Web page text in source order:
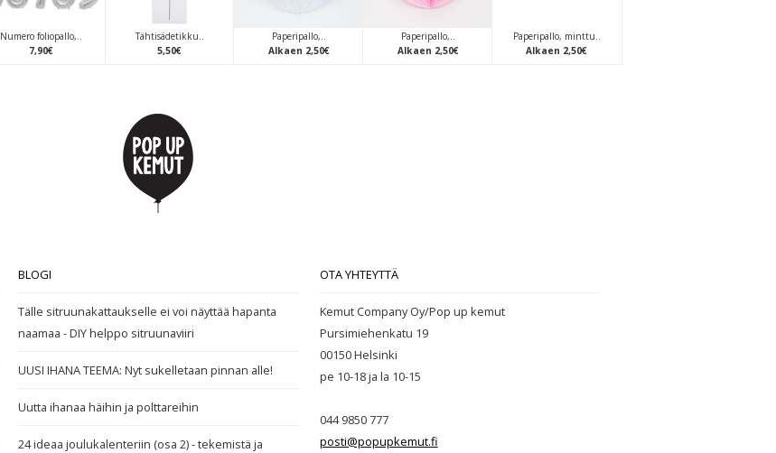
Numero foliopallo,..
7,90€
Tähtisädetikku..
5,50€
Paperipallo,..
Alkaen 2,50€
Paperipallo,..
Alkaen 2,50€
Paperipallo, minttu..
Alkaen 2,50€
BLOGI
Tälle sitruunakattaukselle ei voi näyttää hapanta
naamaa - DIY helppo sitruunaviiri
UUSI IHANA TEEMA: Nyt sukelletaan pinnan alle!
Uutta ihanaa häihin ja polttareihin
24 ideaa joulukalenteriin (osa 2) - tekemistä ja
OTA YHTEYTTÄ
Kemut Company Oy/Pop up kemut
Pursimiehenkatu 19
00150 Helsinki
pe 10-18ja la 10-15
044 9850 777
posti@popupkemut.fi